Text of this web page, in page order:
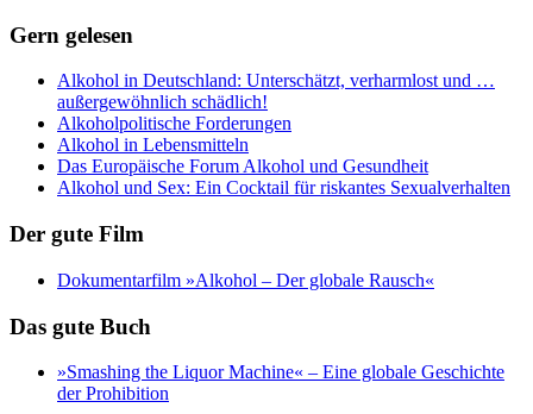
Gern gelesen
Alkohol in Deutschland: Unterschätzt, verharmlost und …
außergewöhnlich schädlich!
Alkoholpolitische Forderungen
Alkohol in Lebensmitteln
Das Europäische Forum Alkohol und Gesundheit
Alkohol und Sex: Ein Cocktail für riskantes Sexualverhalten
Der gute Film
Dokumentarfilm »Alkohol – Der globale Rausch«
Das gute Buch
»Smashing the Liquor Machine« ‒ Eine globale Geschichte
der Prohibition